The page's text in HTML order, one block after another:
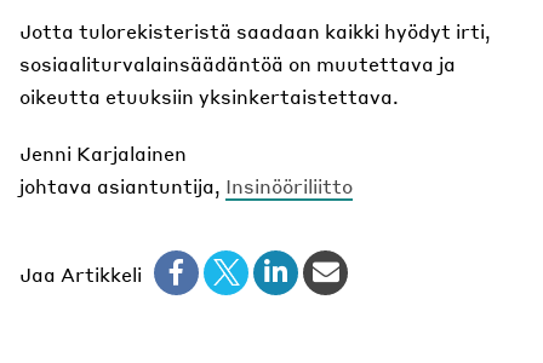
Jotta tulorekisteristä saadaan kaikki hyödyt irti,
sosiaaliturvalainsäädäntöä on muutettava ja
oikeutta etuuksiin yksinkertaistettava.
Jenni Karjalainen
johtava asiantuntija, Insinööriliitto
Jaa Artikkeli